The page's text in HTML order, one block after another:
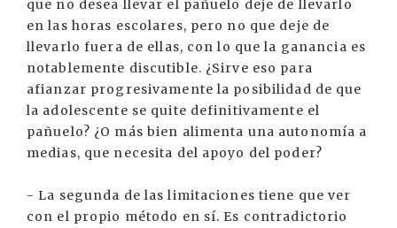
que no desea llevar el pañuelo deje de llevarlo
en las horas escolares, pero no que deje de
llevarlo fuera de ellas, con lo que la ganancia es
notablemente discutible. ¿Sirve eso para
afianzar progresivamente la posibilidad de que
la adolescente se quite definitivamente el
pañuelo? ¿O más bien alimenta una autonomía a
medias, que necesita del apoyo del poder?
- La segunda de las limitaciones tiene que ver
con el propio método en sí. Es contradictorio